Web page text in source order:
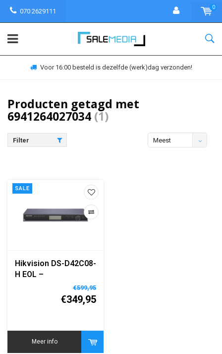
070 2629111
0
Voor 16:00 besteld is dezelfde (werk)dag verzonden!
Producten getagd met
6941264027034 (1)
Filter
Meest
SALE
Hikvision DS-D42C08-
H EOL –
Geavanceerde LED
Controller met 8
€599,95
€349,95
Meer info